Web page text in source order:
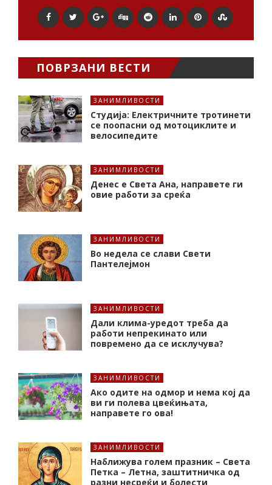
ПОВРЗАНИ ВЕСТИ
ЗАНИМЛИВОСТИ
Студија: Електричните тротинети
се поопасни од мотоциклите и
велосипедите
ЗАНИМЛИВОСТИ
Денес е Света Ана, направете ги
овие работи за среќа
ЗАНИМЛИВОСТИ
Во недела се слави Свети
Пантелејмон
ЗАНИМЛИВОСТИ
Дали клима-уредот треба да
работи непрекинато или
повремено да се исклучува?
ЗАНИМЛИВОСТИ
Ако одите на одмор и нема кој да
ви ги полева цвеќињата,
направете го ова!
ЗАНИМЛИВОСТИ
Наближува голем празник – Света
Петка – Летна, заштитничка од
разни несреќи и болести